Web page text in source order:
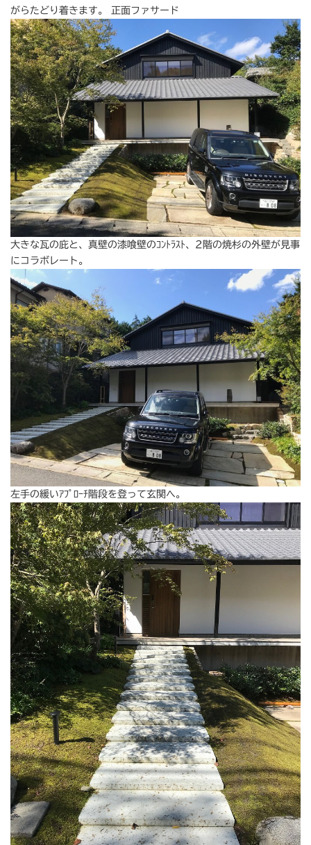
がらたどり着きます。 正面ファサード
大きな瓦の庇と、真壁の漆喰壁のｺﾝﾄﾗｽﾄ、2階の焼杉の外壁が見事
にコラボレート。
左手の緩いｱﾌﾟﾛｰﾁ階段を登って玄関へ。